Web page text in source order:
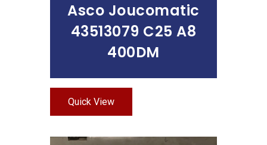
Asco Joucomatic
43513079 C25 A8
400DM
Quick View